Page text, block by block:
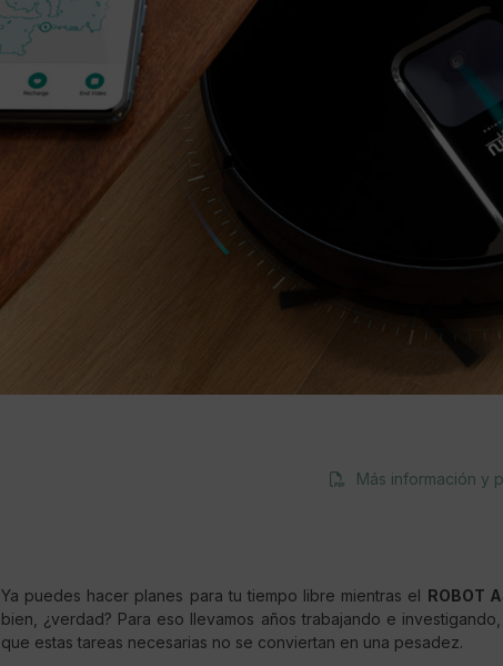
Más información y
Ya puedes hacer planes para tu tiempo libre mientras el ROBOT
bien, ¿verdad? Para eso llevamos años trabajando e
que estas tareas necesarias no se conviertan en una pesadez.